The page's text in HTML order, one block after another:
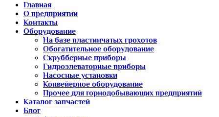
Главная
О предприятии
Контакты
Оборудование
На базе пластинчатых грохотов
Обогатительное оборудование
Скрубберные приборы
Гидроэлеваторные приборы
Насосные установки
Конвейерное оборудование
Прочее для горнодобывающих предприятий
Каталог запчастей
Блог